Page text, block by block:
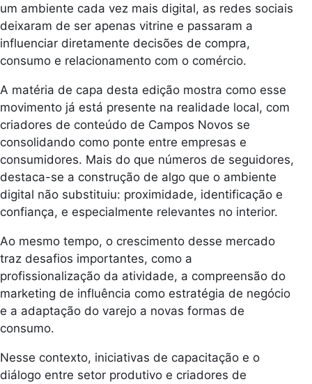
um ambiente cada vez mais digital, as redes sociais
deixaram de ser apenas vitrine e passaram a
influenciar diretamente decisões de compra,
consumo e relacionamento com o comércio.
A matéria de capa desta edição mostra como esse
movimento já está presente na realidade local, com
criadores de conteúdo de Campos Novos se
consolidando como ponte entre empresas e
consumidores. Mais do que números de seguidores,
destaca-se a construção de algo que o ambiente
digital não substituiu: proximidade, identificação e
confiança, e especialmente relevantes no interior.
Ao mesmo tempo, o crescimento desse mercado
traz desafios importantes, como a
profissionalização da atividade, a compreensão do
marketing de influência como estratégia de negócio
e a adaptação do varejo a novas formas de
consumo.
Nesse contexto, iniciativas de capacitação e o
diálogo entre setor produtivo e criadores de